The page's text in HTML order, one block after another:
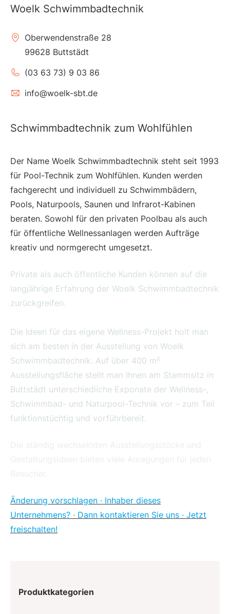
Woelk Schwimmbadtechnik
Oberwendenstraße 28
99628 Buttstädt
(03 63 73) 9 03 86
info@woelk-sbt.de
Schwimmbadtechnik zum Wohlfühlen
Der Name Woelk Schwimmbadtechnik steht seit 1993
für Pool-Technik zum Wohlfühlen. Kunden werden
fachgerecht und individuell zu Schwimmbädern,
Pools, Naturpools, Saunen und Infrarot-Kabinen
beraten. Sowohl für den privaten Poolbau als auch
für öffentliche Wellnessanlagen werden Aufträge
kreativ und normgerecht umgesetzt.
Private als auch öffentliche Kunden können auf die
langjährige Erfahrung der Woelk Schwimmbadtechnik
zurückgreifen.
Die Ideen für das eigene Wellness-Projekt holt man
sich am besten in der Ausstellung von Woelk
Schwimmbadtechnik. Auf über 400 m²
Ausstellungsfläche stellt man Ihnen am Stammsitz in
Buttstädt unterschiedliche Exponate der Wellness-,
Schwimmbad- und Naturpool-Technik vor – zum Teil
funktionstüchtig und vorführbereit.
Änderung vorschlagen · Inhaber dieses
Unternehmens? · Dann kontaktieren Sie uns · Jetzt
freischalten!
Produktkategorien